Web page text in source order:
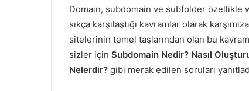
Domain, subdomain ve subfolder özellikle
sıkça karşılaştığı kavramlar olarak
sitelerinin temel taşlarından olan bu
sizler için Subdomain Nedir? Nasıl
Nelerdir? gibi merak edilen soruları